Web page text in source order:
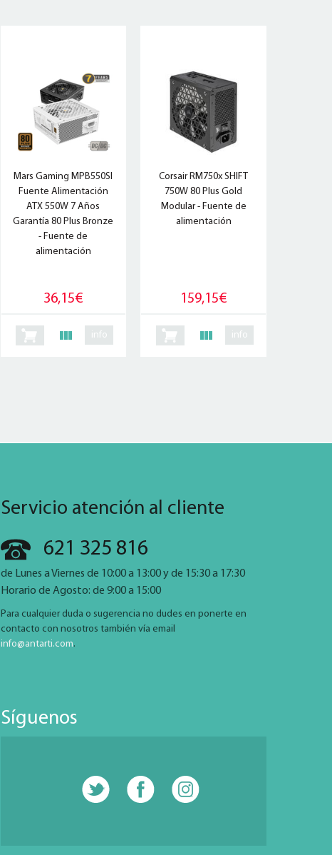
Mars Gaming MPB550SI
Fuente Alimentación
ATX 550W 7 Años
Garantía 80 Plus Bronze
- Fuente de
alimentación
36,15€
info
Corsair RM750x SHIFT
750W 80 Plus Gold
Modular - Fuente de
alimentación
159,15€
info
Servicio atención al cliente
621 325 816
de Lunes a Viernes de 10:00 a 13:00 y de 15:30 a 17:30
Horario de Agosto: de 9:00 a 15:00
Para cualquier duda o sugerencia no dudes en ponerte en
contacto con nosotros también vía email
info@antarti.com.
Síguenos